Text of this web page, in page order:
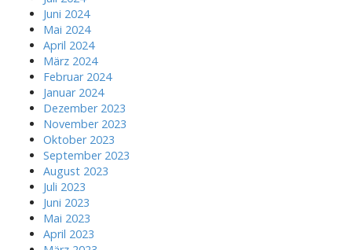
Juni 2024
Mai 2024
April 2024
März 2024
Februar 2024
Januar 2024
Dezember 2023
November 2023
Oktober 2023
September 2023
August 2023
Juli 2023
Juni 2023
Mai 2023
April 2023